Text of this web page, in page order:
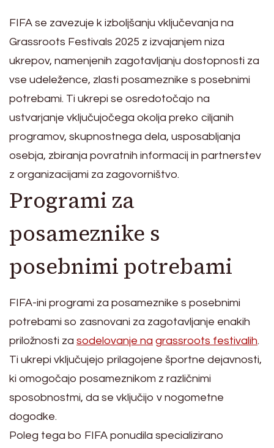
FIFA se zavezuje k izboljšanju vključevanja na
Grassroots Festivals 2025 z izvajanjem niza
ukrepov, namenjenih zagotavljanju dostopnosti za
vse udeležence, zlasti posameznike s posebnimi
potrebami. Ti ukrepi se osredotočajo na
ustvarjanje vključujočega okolja preko ciljanih
programov, skupnostnega dela, usposabljanja
osebja, zbiranja povratnih informacij in partnerstev
z organizacijami za zagovorništvo.
Programi za
posameznike s
posebnimi potrebami
FIFA-ini programi za posameznike s posebnimi
potrebami so zasnovani za zagotavljanje enakih
priložnosti za sodelovanje na grassroots festivalih.
Ti ukrepi vključujejo prilagojene športne dejavnosti,
ki omogočajo posameznikom z različnimi
sposobnostmi, da se vključijo v nogometne
dogodke.
Poleg tega bo FIFA ponudila specializirano